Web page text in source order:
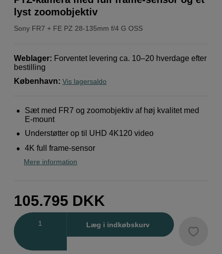
Sony FR7 + FE PZ 28-135mm f/4 G OSS
lyst zoomobjektiv
Weblager: Forventet levering ca. 10–20 hverdage efter
bestilling
København: Vis lagersaldo
Sæt med FR7 og zoomobjektiv af høj kvalitet med
E-mount
Understøtter op til UHD 4K120 video
4K full frame-sensor
Mere information
105.795 DKK
Læg i indkøbskurv